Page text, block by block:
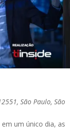
São Paulo, São
um único dia, as